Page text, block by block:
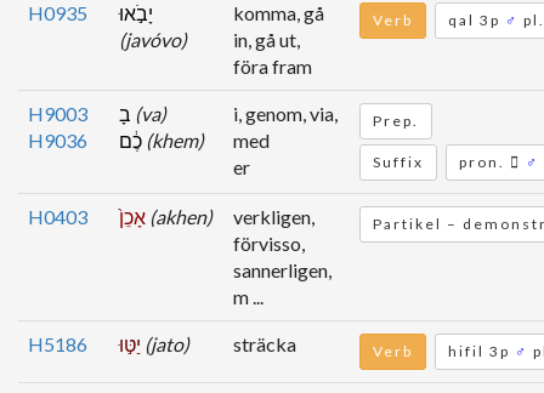
H0935
יָבֹ֣אוּ
(javóvo)
komma, gå
in, gå ut,
föra fram
Verb qal 3p ♂ pl.
H9003
H9036
(va)
(khem)
i, genom, via,
med
er
Prep.
Suffix pron. ♂
H0403 (akhen)
verkligen,
förvisso,
sannerligen,
m ...
Partikel –
H5186 (jato) sträcka Verb hifil 3p ♂